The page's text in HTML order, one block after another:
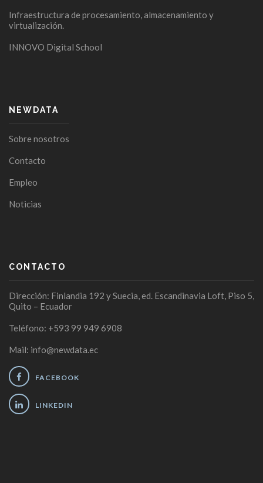
Infraestructura de procesamiento, almacenamiento y
virtualización.
INNOVO Digital School
NEWDATA
Sobre nosotros
Contacto
Empleo
Noticias
CONTACTO
Dirección: Finlandia 192 y Suecia, ed. Escandinavia Loft, Piso 5,
Quito – Ecuador
Teléfono: +593 99 949 6908
Mail: info@newdata.ec
FACEBOOK
LINKEDIN